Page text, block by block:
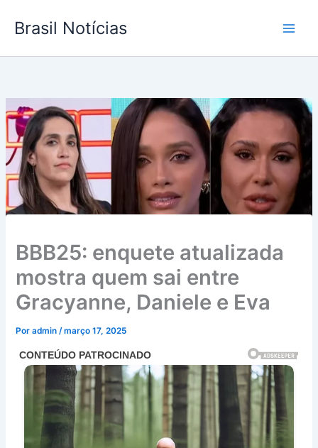
para
conteúdo
Brasil Notícias
BBB25: enquete atualizada
mostra quem sai entre
Gracyanne, Daniele e Eva
Poradmin/março 17, 2025